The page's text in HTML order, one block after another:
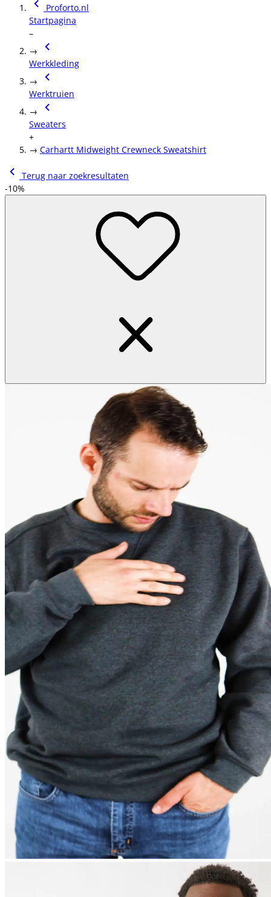
Proforto.nl
Startpagina
–
→
Werkkleding
→
Werktruien
→
Sweaters
+
→ Carhartt Midweight Crewneck Sweatshirt
Terug naar zoekresultaten
-10%